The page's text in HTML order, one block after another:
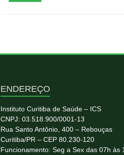
ENDEREÇO
Instituto Curitiba de Saúde – ICS
CNPJ: 03.518.900/0001-13
Rua Santo Antônio, 400 – Rebouças
Curitiba/PR – CEP 80.230-120
Funcionamento: Seg a Sex das 07h às